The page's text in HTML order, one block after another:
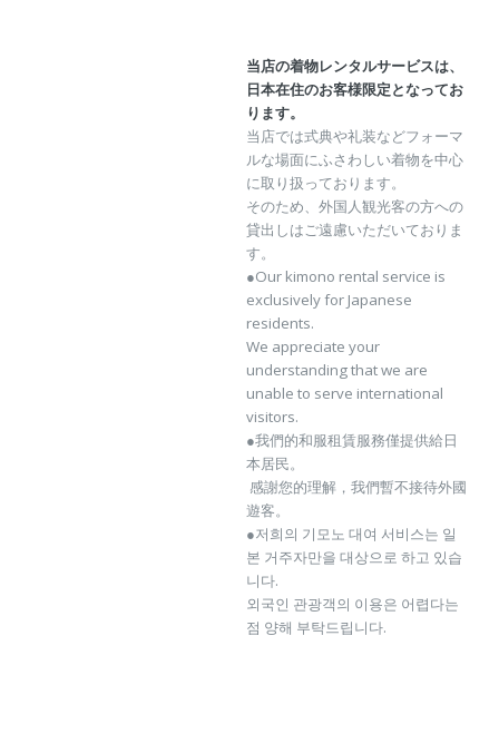
当店の着物レンタルサービスは、
日本在住のお客様限定となってお
ります。
当店では式典や礼装などフォーマ
ルな場面にふさわしい着物を中心
に取り扱っております。
そのため、外国人観光客の方への
貸出しはご遠慮いただいておりま
す。
●Our kimono rental service is
exclusively for Japanese
residents.
We appreciate your
understanding that we are
unable to serve international
visitors.
●我們的和服租賃服務僅提供給日
本居民。
感謝您的理解，我們暫不接待外國
遊客。
●저희의 기모노 대여 서비스는 일
본 거주자만을 대상으로 하고 있습
니다.
외국인 관광객의 이용은 어렵다는
점 양해 부탁드립니다.